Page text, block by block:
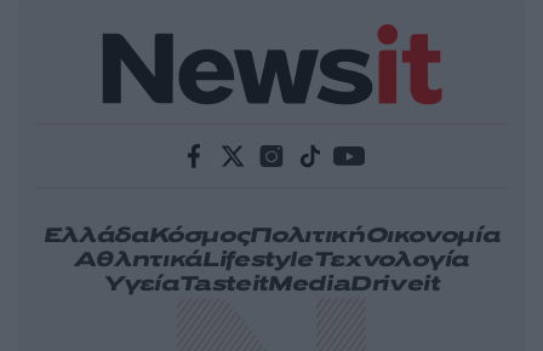
ΕλλάδαΚόσμοςΠολιτικήΟικονομία
ΑθλητικάLifestyleΤεχνολογία
ΥγείαTasteitMediaDriveit